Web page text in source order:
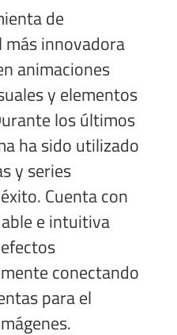
de
innovadora
animaciones
y elementos
los últimos
ha sido utilizado
y series
Cuenta con
e intuitiva
conectando
para el